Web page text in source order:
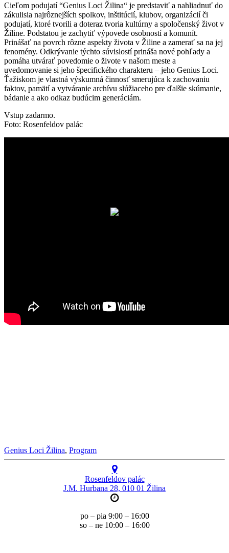
Cieľom podujatí “Genius Loci Žilina“ je predstaviť a nahliadnuť do
zákulisia najrôznejších spolkov, inštitúcií, klubov, organizácií či
podujatí, ktoré tvorili a doteraz tvoria kultúrny a spoločenský život v
Žiline. Podstatou je zachytiť výpovede osobností a komunít.
Prinášať na povrch rôzne aspekty života v Žiline a zamerať sa na jej
fenomény. Odkrývanie týchto súvislostí prináša nové pohľady a
pomáha utvárať povedomie o živote v našom meste a
uvedomovanie si jeho špecifického charakteru – jeho Genius Loci.
Ťažiskom je vlastná výskumná činnosť smerujúca k zachovaniu
faktov, pamätí a vytváranie archívu slúžiaceho pre ďalšie skúmanie,
bádanie a ako odkaz budúcim generáciám.
Vstup zadarmo.
Foto: Rosenfeldov palác
Genius Loci Žilina, Program
Rosenfeldov palác
J.M. Hurbana 28, 010 01 Žilina
po – pia 9:00 – 16:00
so – ne 10:00 – 16:00